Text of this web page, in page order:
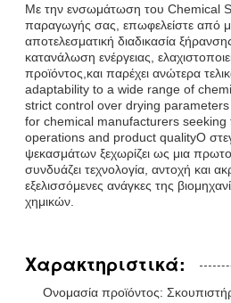
Με την ενσωμάτωση του Chemical
παραγωγής σας, επωφελείστε από
αποτελεσματική διαδικασία
κατανάλωση ενέργειας,
προϊόντος,και παρέχει ανώτερα
adaptability to a wide range of
strict control over drying
for chemical manufacturers
operations and product qualityΟ
ψεκασμάτων ξεχωρίζει ως μια
συνδυάζει τεχνολογία, αντοχή και
εξελισσόμενες ανάγκες της
χημικών.
Χαρακτηριστικά:
Ονομασία προϊόντος: